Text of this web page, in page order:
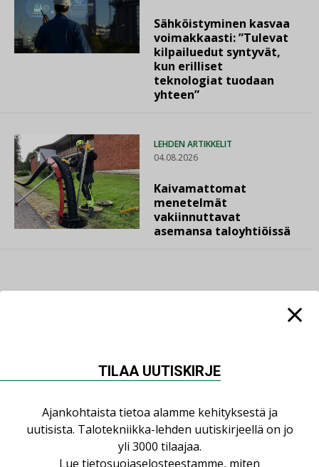
Sähköistyminen kasvaa
voimakkaasti: ”Tulevat
kilpailuedut syntyvät,
kun erilliset
teknologiat tuodaan
yhteen”
LEHDEN ARTIKKELIT
04.08.2026
Kaivamattomat
menetelmät
vakiinnuttavat
asemansa taloyhtiöissä
Viikko Kuukausi
LEHDEN ARTIKKELIT
Jarno Hacklin Cervin yrityskaupasta:
”Asiakkaat hakevat kumppaneita, jotka
TILAA UUTISKIRJE
Ajankohtaista tietoa alamme kehityksestä ja
uutisista. Talotekniikka-lehden uutiskirjeellä on jo
yli 3000 tilaajaa.
Lue tietosuojaselosteestamme, miten